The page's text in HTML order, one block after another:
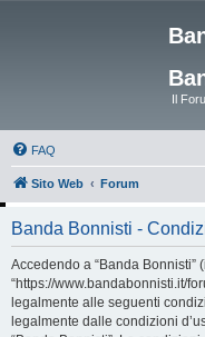
Il
FAQ
Sito Web Forum
Banda Bonnisti -
Accedendo a “Banda Bonnisti”
“https://www.bandabonnisti.it/
legalmente alle seguenti
legalmente dalle condizioni